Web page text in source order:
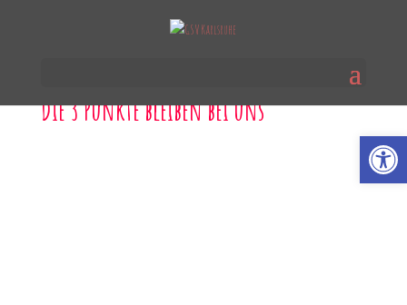
Die 3 Punkte bleiben bei uns